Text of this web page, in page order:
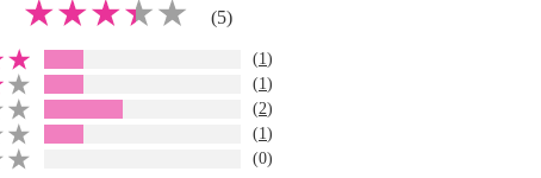
(5)
(1 )
(1 )
(2)
(1 )
(0)